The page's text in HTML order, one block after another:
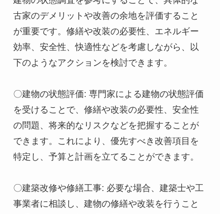
古家のデメリットや改善の余地を評価すること
が重要です。修繕や改装の必要性、エネルギー
効率、安全性、快適性などを考慮しながら、以
下のようなアクションを検討できます。
〇建物の状態評価: 専門家による建物の状態評価
を受けることで、修繕や改装の必要性、安全性
の問題、将来的なリスクなどを把握することが
できます。これにより、優先すべき改善項目を
特定し、予算と計画を立てることができます。
〇建築改修や修繕工事: 必要な場合、建築士や工
事業者に相談し、建物の修繕や改装を行うこと